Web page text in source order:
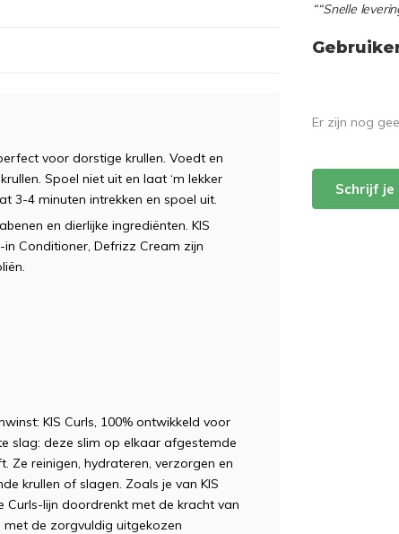
““Snelle
voor dorstige krullen. Voedt en
Spoel niet uit en laat ‘m lekker
3-4 minuten intrekken en spoel uit.
en dierlijke ingrediënten. KIS
Conditioner, Defrizz Cream zijn
KIS Curls, 100% ontwikkeld voor
slag: deze slim op elkaar afgestemde
Ze reinigen, hydrateren, verzorgen en
krullen of slagen. Zoals je van KIS
Curls-lijn doordrenkt met de kracht van
met de zorgvuldig uitgekozen
Er zijn nog
Schrijf